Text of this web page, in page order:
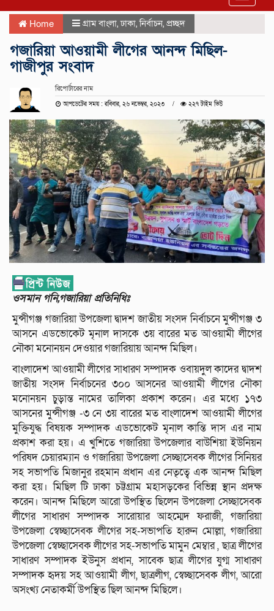
Home গ্রাম বাংলা,ঢাকা,নির্বাচন, প্রচ্ছদ
গজারিয়া আওয়ামী লীগের আনন্দ মিছিল-
গাজীপুর সংবাদ
রিপোর্টারের নাম
আপডেটের সময় : রবিবার, ২৬ নভেম্বর, ২০২৩ ২২৭ টাইম ভিউ
ওসমান গনি,গজারিয়া প্রতিনিধিঃ
মুন্সীগঞ্জ গজারিয়া উপজেলা দ্বাদশ জাতীয় সংসদ নির্বাচনে মুন্সীগঞ্জ ৩
আসনে এডভোকেট মৃনাল দাসকে ৩য় বারের মত আওয়ামী লীগের
নৌকা মনোনয়ন দেওয়ার গজারিয়ায় আনন্দ মিছিল।
বাংলাদেশ আওয়ামী লীগের সাধারণ সম্পাদক ওবায়দুল কাদের দ্বাদশ
জাতীয় সংসদ নির্বাচনের ৩০০ আসনের আওয়ামী লীগের নৌকা
মনোনয়ন চুড়ান্ত নামের তালিকা প্রকাশ করেন। এর মধ্যে ১৭৩
আসনের মুন্সীগঞ্জ -৩ নে ৩য় বারের মত বাংলাদেশ আওয়ামী লীগের
মুক্তিযুদ্ধ বিষয়ক সম্পাদক এডভোকেট মৃনাল কান্তি দাস এর নাম
প্রকাশ করা হয়। এ খুশিতে গজারিয়া উপজেলার বাউশিয়া ইউনিয়ন
পরিষদ চেয়ারম্যান ও গজারিয়া উপজেলা সেচ্ছাসেবক লীগের সিনিয়র
সহ সভাপতি মিজানুর রহমান প্রধান এর নেতৃত্বে এক আনন্দ মিছিল
করা হয়। মিছিল টি ঢাকা চট্টগ্রাম মহাসড়কের বিভিন্ন স্থান প্রদক্ষ
করেন। আনন্দ মিছিলে আরো উপস্থিত ছিলেন উপজেলা সেচ্ছাসেবক
লীগের সাধারণ সম্পাদক সারোয়ার আহম্মেদ ফরাজী, গজারিয়া
উপজেলা স্বেচ্ছাসেবক লীগের সহ-সভাপতি হারুন মোল্লা, গজারিয়া
উপজেলা স্বেচ্ছাসেবক লীগের সহ-সভাপতি মামুন মেম্বার , ছাত্র লীগের
সাধারণ সম্পাদক ইউনুস প্রধান, সাবেক ছাত্র লীগের যুগ্ম সাধারণ
সম্পাদক হৃদয় সহ আওয়ামী লীগ, ছাত্রলীগ, স্বেচ্ছাসেবক লীগ, আরো
অসংখ্য নেতাকর্মী উপস্থিত ছিল আনন্দ মিছিলে।